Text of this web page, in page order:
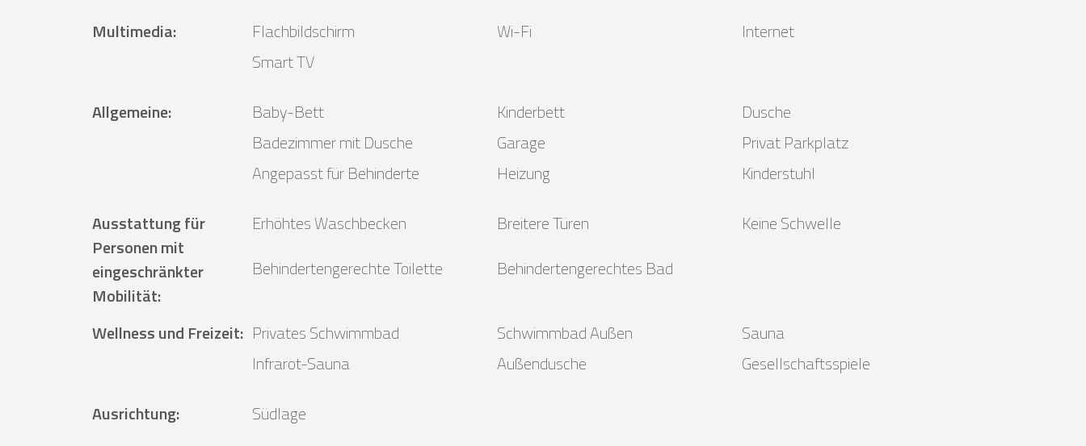
Multimedia: Flachbildschirm Wi-Fi
Internet
Smart TV
Allgemeine: Baby-Bett Kinderbett
Dusche
Badezimmer mit Dusche
Garage
Privat Parkplatz
Angepasst für Behinderte
Heizung
Kinderstuhl
Ausstattung für
Personen mit
eingeschränkter
Mobilität:
Erhöhtes Waschbecken Breitere Türen
Keine Schwelle
Behindertengerechte Toilette
Behindertengerechtes Bad
Wellness und Freizeit: Privates Schwimmbad Schwimmbad Außen
Sauna
Infrarot-Sauna
Außendusche
Gesellschaftsspiele
Ausrichtung:
Südlage